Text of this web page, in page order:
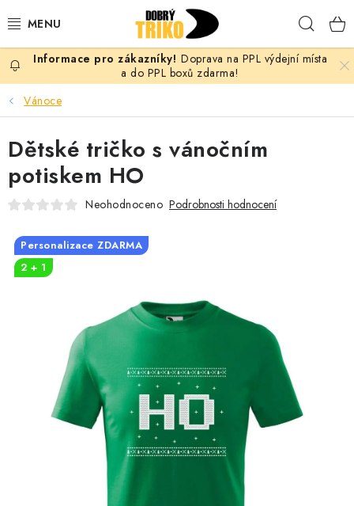
na
PRO ŽENY
PRO MUŽE
PRO DĚTI
PRO PÁRY
VLASTNÍ MOTIV
OKAMŽITĚ K ODBĚRU
MÁM SRDCE POMÁHÁM
Doprava na PPL výdejní místa
a do PPL boxů zdarma!
Vánoce
Dětské tričko s vánočním
potiskem HO
Neohodnoceno Podrobnosti hodnocení
Personalizace ZDARMA
2 + 1